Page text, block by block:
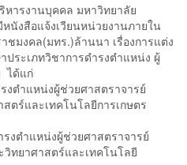
หารงานบุคคล มหาวิทยาลัย
นังสือแจ้งเวียนหน่วยงานภายใน
ชมงคล(มทร.)ล้านนา เรื่องการแต่ง
ระเภทวิชาการดำรงตำแหน่ง ผู้
ได้แก่
ตำแหน่งผู้ช่วยศาสตราจารย์
ตร์และเทคโนโลยีการเกษตร
งตำแหน่งผู้ช่วยศาสตราจารย์
ทยาศาสตร์และเทคโนโลยี